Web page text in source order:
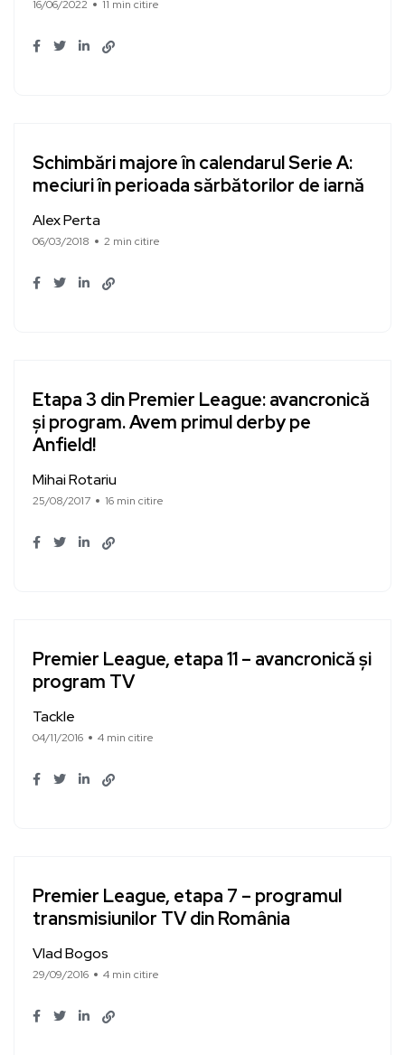
16/06/2022 11 min citire
Schimbări majore în calendarul Serie A:
meciuri în perioada sărbătorilor de iarnă
Alex Perta
06/03/2018 2 min citire
Etapa 3 din Premier League: avancronică
și program. Avem primul derby pe
Anfield!
Mihai Rotariu
25/08/2017 16 min citire
Premier League, etapa 11 – avancronică și
program TV
Tackle
04/11/2016 4 min citire
Premier League, etapa 7 – programul
transmisiunilor TV din România
Vlad Bogos
29/09/2016 4 min citire